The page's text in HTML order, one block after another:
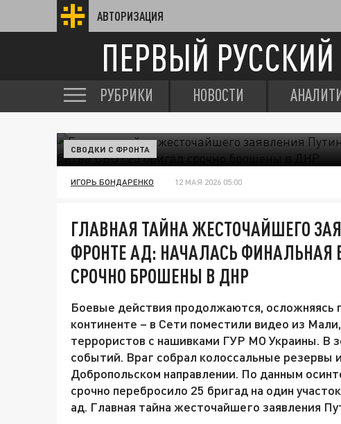
АВТОРИЗАЦИЯ
ПЕРВЫЙ РУССКИЙ
РУБРИКИ НОВОСТИ
СВОДКИ С ФРОНТА
ИГОРЬ БОНДАРЕНКО 12 МАЯ 2026 05:00
ГЛАВНАЯ ТАЙНА ЖЕСТОЧАЙШЕГО
ФРОНТЕ АД: НАЧАЛАСЬ ФИНАЛЬНАЯ
СРОЧНО БРОШЕНЫ В ДНР
Боевые действия продолжаются, осложняясь
континенте – в Сети поместили видео из
террористов с нашивками ГУР МО Украины. В
событий. Враг собрал колоссальные резервы
Добропольском направлении. По данным
срочно перебросило 25 бригад на один
ад. Главная тайна жесточайшего заявления